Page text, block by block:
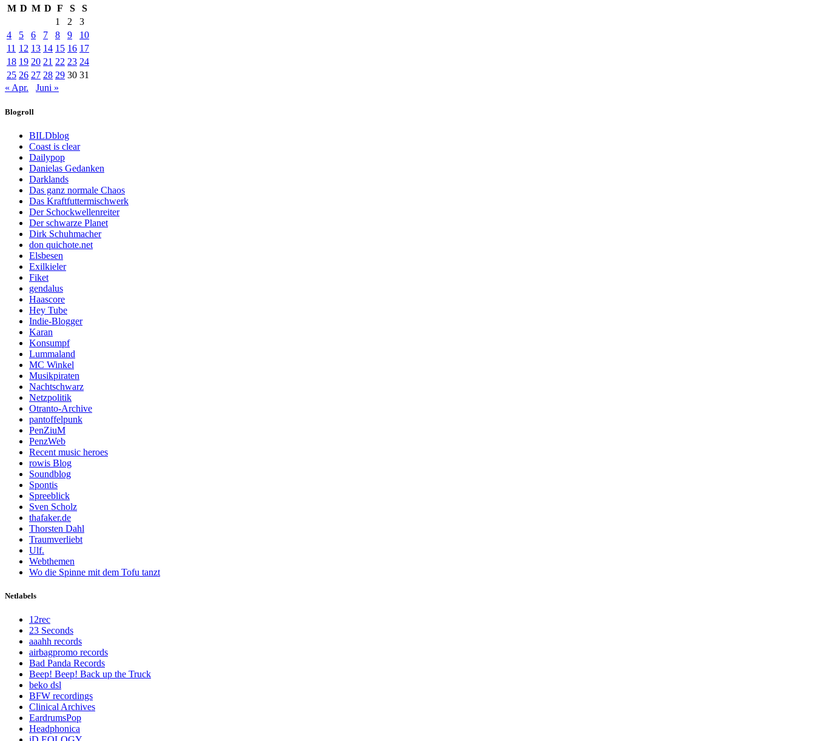
M D M D F S
S
1
2
3
4
5 6 7 8 9
10
11 12 13 14 15 16 17
18 19 20 21 22 23 24
25 26 27 28 29 30 31
« Apr.
Juni »
Blogroll
BILDblog
Coast is clear
Dailypop
Danielas Gedanken
Darklands
Das ganz normale Chaos
Das Kraftfuttermischwerk
Der Schockwellenreiter
Der schwarze Planet
Dirk Schuhmacher
don quichote.net
Elsbesen
Exilkieler
Fiket
gendalus
Haascore
Hey Tube
Indie-Blogger
Karan
Konsumpf
Lummaland
MC Winkel
Musikpiraten
Nachtschwarz
Netzpolitik
Otranto-Archive
pantoffelpunk
PenZiuM
PenzWeb
Recent music heroes
rowis Blog
Soundblog
Spontis
Spreeblick
Sven Scholz
thafaker.de
Thorsten Dahl
Traumverliebt
Ulf.
Webthemen
Wo die Spinne mit dem Tofu tanzt
Netlabels
12rec
23 Seconds
aaahh records
airbagpromo records
Bad Panda Records
Beep! Beep! Back up the Truck
beko dsl
BFW recordings
Clinical Archives
EardrumsPop
Headphonica